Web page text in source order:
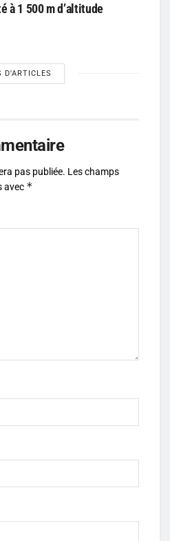
à 1 500 m d’altitude
D'ARTICLES
pas publiée. Les champs
avec *